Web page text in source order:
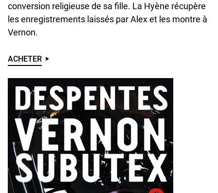
conversion religieuse de sa fille. La Hyène récupère
les enregistrements laissés par Alex et les montre à
Vernon.
ACHETER
U
D
E
F
I
N
E
D